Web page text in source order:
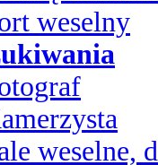
weselny
weselne,